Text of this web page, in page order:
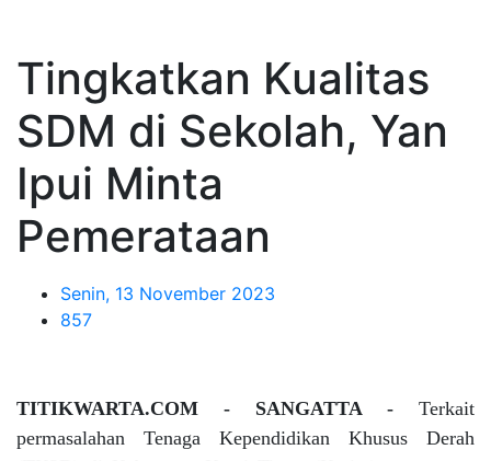
Tingkatkan Kualitas
SDM di Sekolah, Yan
Ipui Minta
Pemerataan
Senin, 13 November 2023
857
TITIKWARTA.COM - SANGATTA - Terkait
permasalahan Tenaga Kependidikan Khusus Derah